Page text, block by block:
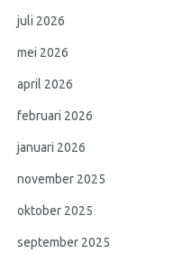
juli 2026
mei 2026
april 2026
februari 2026
januari 2026
november 2025
oktober 2025
september 2025